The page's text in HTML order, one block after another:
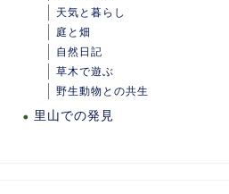
天気と暮らし
庭と畑
自然日記
草木で遊ぶ
野生動物との共生
里山での発見